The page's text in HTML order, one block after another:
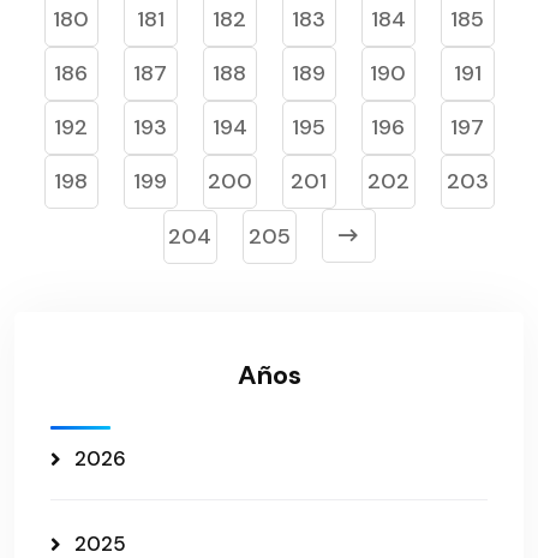
180
181 182 183 184
185
186
187 188 189 190
191
192
193 194 195 196
197
198
199 200 201 202
203
204
205
Años
2026
2025